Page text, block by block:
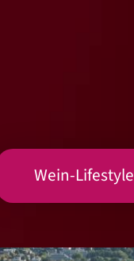
Wein-Lifestyle